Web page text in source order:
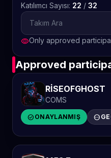
Katılımcı Sayısı: 22 / 32
visibilityOnly approved
Approved
RİSEOFGHOST
COMS
check_circle ONAYLANMIŞ pending